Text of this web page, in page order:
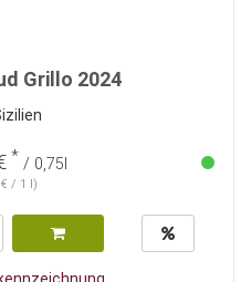
Grillo 2024
* / 0,75l
/ 1 l)